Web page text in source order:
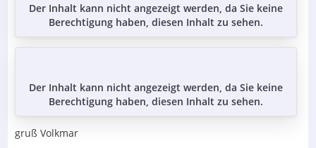
Der Inhalt kann nicht angezeigt werden, da Sie keine
Berechtigung haben, diesen Inhalt zu sehen.
Der Inhalt kann nicht angezeigt werden, da Sie keine
Berechtigung haben, diesen Inhalt zu sehen.
gruß Volkmar